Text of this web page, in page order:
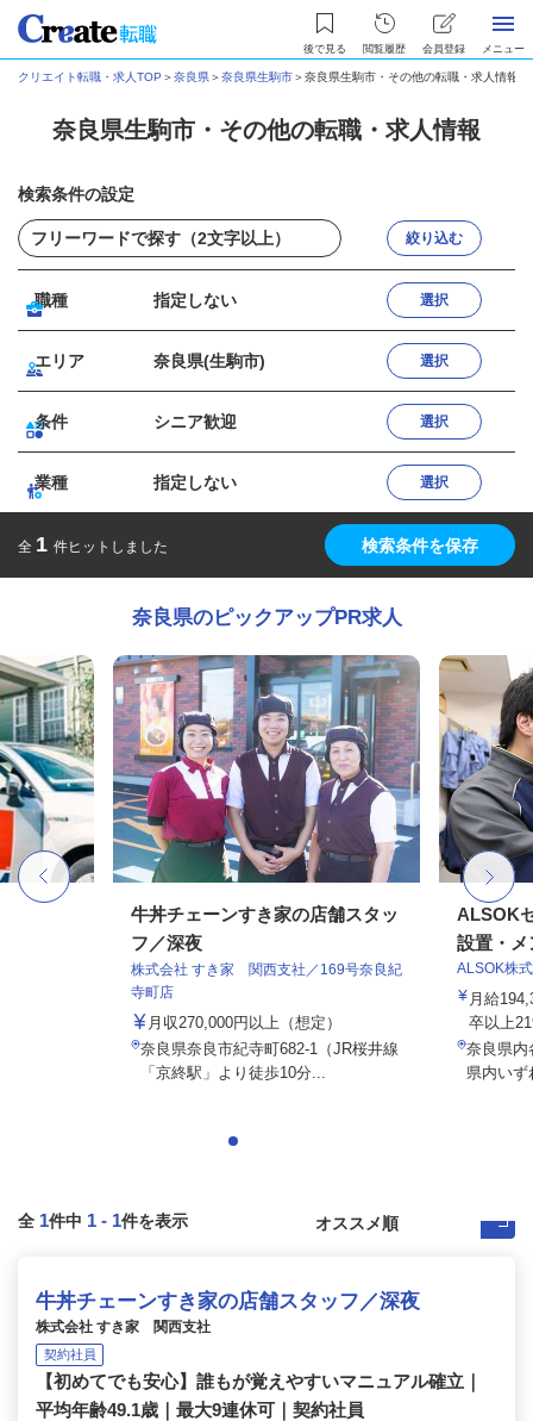
後で見る 閲覧履歴 会員登録 メニュー
クリエイト転職・求人TOP ＞奈良県＞奈良県生駒市＞奈良県生駒市・その他の転職・求人情報
奈良県生駒市・その他の転職・求人情報
検索条件の設定
絞り込む
職種 指定しない 選択
エリア 奈良県(生駒市) 選択
条件 シニア歓迎 選択
業種 指定しない 選択
全 1 件ヒットしました 検索条件を保存
奈良県のピックアップPR求人
牛丼チェーンすき家の店舗スタッ
フ／深夜
株式会社 すき家 関西支社／169号奈良紀
寺町店
月収270,000円以上（想定）
奈良県奈良市紀寺町682-1（JR桜井線
「京終駅」より徒歩10分...
ALSOK
設置・メ
ALSOK株
月給
卒以上
奈良県
県内いず
全 1件中 1 - 1件を表示
牛丼チェーンすき家の店舗スタッフ／深夜
株式会社 すき家 関西支社
契約社員
【初めてでも安心】誰もが覚えやすいマニュアル確立｜
平均年齢49.1歳｜最大9連休可｜契約社員